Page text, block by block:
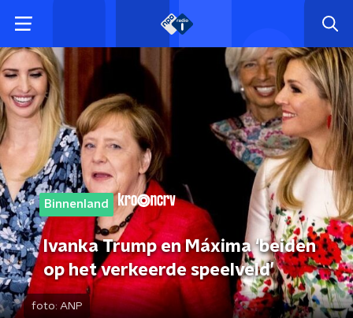
Binnenland
Ivanka Trump en Máxima ‘beiden
op het verkeerde speelveld’
foto: ANP